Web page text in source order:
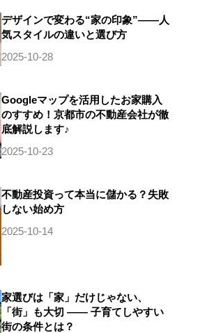
デザインで変わる“家の印象”——人
気スタイルの違いと選び方
2025-10-28
Googleマップを活用したお家購入
のすすめ！京都市の不動産会社が徹
底解説します♪
2025-10-23
不動産投資って本当に儲かる？失敗
しない始め方
2025-10-14
家選びは「家」だけじゃない、
「街」も大切 ―― 子育てしやすい
街の条件とは？